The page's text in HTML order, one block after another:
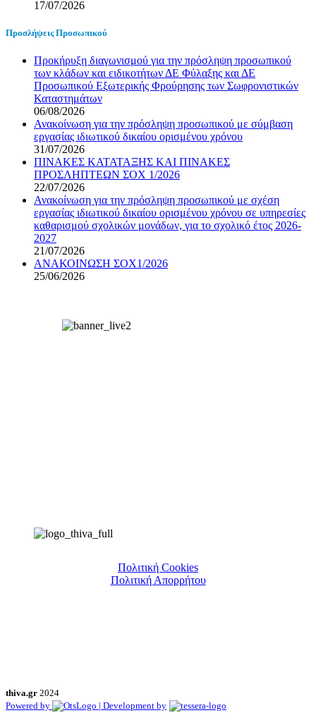
17/07/2026
Προσλήψεις Προσωπικού
Προκήρυξη διαγωνισμού για την πρόσληψη προσωπικού
των κλάδων και ειδικοτήτων ΔΕ Φύλαξης και ΔΕ
Προσωπικού Εξωτερικής Φρούρησης των Σωφρονιστικών
Καταστημάτων
06/08/2026
Ανακοίνωση για την πρόσληψη προσωπικού με σύμβαση
εργασίας ιδιωτικού δικαίου ορισμένου χρόνου
31/07/2026
ΠΙΝΑΚΕΣ ΚΑΤΑΤΑΞΗΣ ΚΑΙ ΠΙΝΑΚΕΣ
ΠΡΟΣΛΗΠΤΕΩΝ ΣΟΧ 1/2026
22/07/2026
Ανακοίνωση για την πρόσληψη προσωπικού με σχέση
εργασίας ιδιωτικού δικαίου ορισμένου χρόνου σε υπηρεσίες
καθαρισμού σχολικών μονάδων, για το σχολικό έτος 2026-
2027
21/07/2026
ΑΝΑΚΟΙΝΩΣΗ ΣΟΧ1/2026
25/06/2026
Πολιτική Cookies
Πολιτική Απορρήτου
thiva.gr 2024
Powered by
| Development by